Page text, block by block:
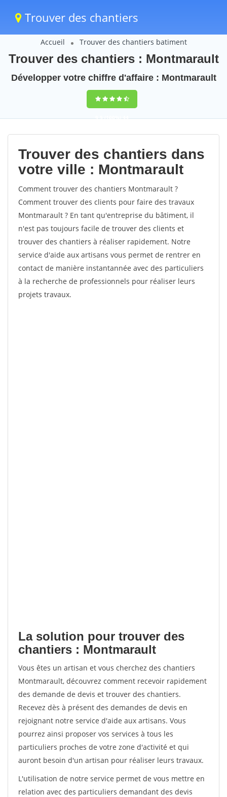
Trouver des chantiers
Accueil Trouver des chantiers batiment
Trouver des chantiers : Montmarault
Développer votre chiffre d'affaire : Montmarault
9,5(100%)44
votes
Trouver des chantiers dans
votre ville : Montmarault
Comment trouver des chantiers Montmarault ?
Comment trouver des clients pour faire des travaux
Montmarault ? En tant qu'entreprise du bâtiment, il
n'est pas toujours facile de trouver des clients et
trouver des chantiers à réaliser rapidement. Notre
service d'aide aux artisans vous permet de rentrer en
contact de manière instantannée avec des particuliers
à la recherche de professionnels pour réaliser leurs
projets travaux.
La solution pour trouver des
chantiers : Montmarault
Vous êtes un artisan et vous cherchez des chantiers
Montmarault, découvrez comment recevoir rapidement
des demande de devis et trouver des chantiers.
Recevez dès à présent des demandes de devis en
rejoignant notre service d'aide aux artisans. Vous
pourrez ainsi proposer vos services à tous les
particuliers proches de votre zone d'activité et qui
auront besoin d'un artisan pour réaliser leurs travaux.
L'utilisation de notre service permet de vous mettre en
relation avec des particuliers demandant des devis